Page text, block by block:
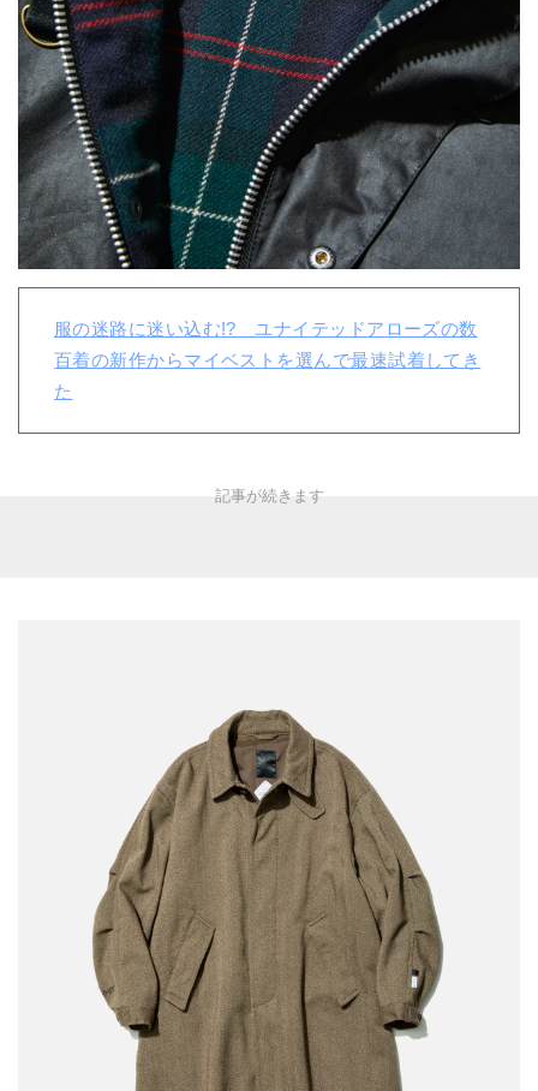
服の迷路に迷い込む!? ユナイテッドアローズの数
百着の新作からマイベストを選んで最速試着してき
た